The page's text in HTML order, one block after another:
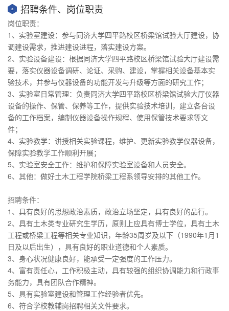
招聘条件、岗位职责
岗位职责：
1、实验室建设：参与同济大学四平路校区桥梁馆试验大厅建设，协
调建设需求，推进建设进程，落实建设方案。
2、实验设备建设：根据同济大学四平路校区桥梁馆试验大厅建设需
要，落实仪器设备调研、论证、采购、建设，掌握相关设备基本实
验技术，并参与仪器设备的功能开发与升级等方面的研究工作；
3、实验室日常管理：负责同济大学四平路校区桥梁馆试验大厅仪器
设备的操作、保管、保养等工作，提供实验技术培训，建立各台设
备的工作档案，编制仪器设备操作规程、使用保管技术要求等文
件；
4、实验教学：讲授相关实验课程，维护、更新实验教学仪器设备，
保障实验教学工作顺利开展；
5、实验室安全工作：维护和保障实验室设备和人员安全。
6、其他：做好土木工程学院桥梁工程系领导安排的其他工作。
招聘条件：
1、具有良好的思想政治素质，政治立场坚定，具有良好的品行。
2、具有土木类专业研究生学历，原则上应具有博士学位，具有土木
工程或桥梁工程等相关专业知识，年龄35周岁及以下（1990年1月1
日及以后出生），具有良好的职业道德和个人素质。
3、身心状况健康良好，能承受一定强度的工作压力。
4、富有责任心，工作积极主动，具有较强的组织协调能力和行政事
务能力，具有团队合作精神。
5、具有实验室建设和管理工作经验者优先。
6、符合学校教辅岗招聘相关文件要求。